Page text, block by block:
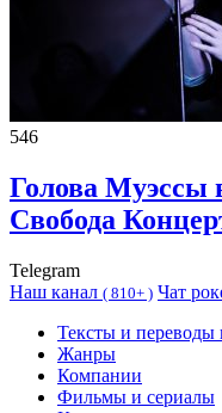
546
Голова Муэссы
Свобода
Telegram
Наш канал ( 810+ ) Чат
Тексты и переводы
Жанры
Компании
Фильмы и сериалы